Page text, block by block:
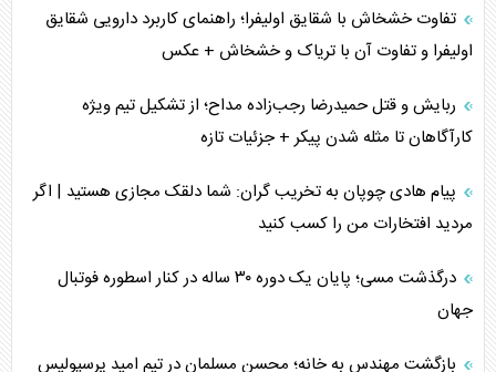
محدودیت صادرات نفت عربستان
پشت‌پرده خشم ترامپ از رسانه‌های منتقد
چگونه مقاومت صحنه جنگ را تغییر می‌دهد؟
جنگ رمضان و معضل حضور نظامیان آمریکایی
تحلیل جامع پدیده تراستی‌ها
تأثیر جنگ ایران و آمریکا بر اقتصاد جهانی
تفاوت خشخاش با شقایق اولیفرا؛ راهنمای کاربرد دارویی شقایق
اولیفرا و تفاوت آن با تریاک و خشخاش + عکس
ربایش و قتل حمیدرضا رجب‌زاده مداح؛ از تشکیل تیم ویژه
کارآگاهان تا مثله شدن پیکر + جزئیات تازه
پیام هادی چوپان به تخریب گران: شما دلقک مجازی هستید | اگر
مردید افتخارات من را کسب کنید
درگذشت مسی؛ پایان یک دوره ۳۰ ساله در کنار اسطوره فوتبال
جهان
بازگشت مهندس به خانه؛ محسن مسلمان در تیم امید پرسپولیس